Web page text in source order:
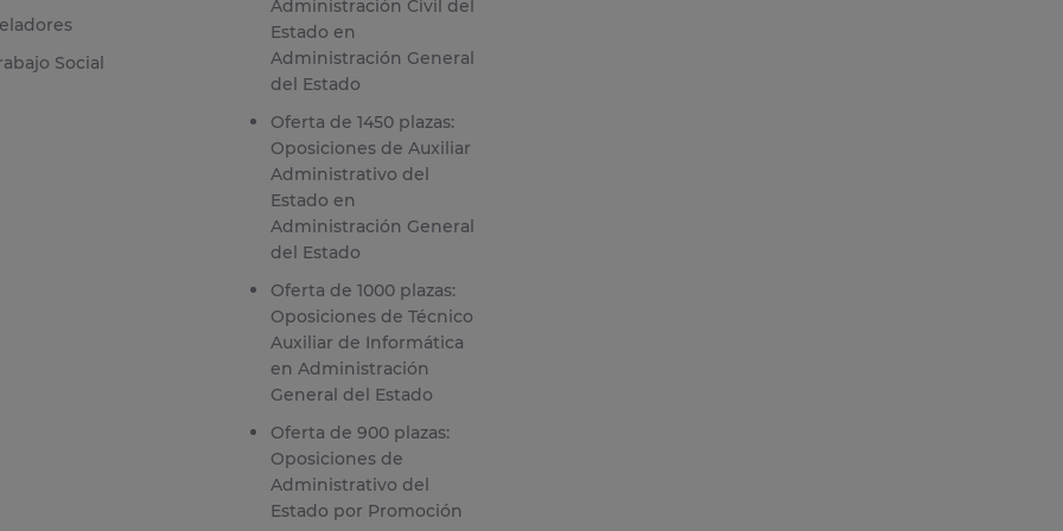
Social
Administración Civil del
Estado en
Administración General
del Estado
Oferta de 1450 plazas:
Oposiciones de Auxiliar
Administrativo del
Estado en
Administración General
del Estado
Oferta de 1000 plazas:
Oposiciones de Técnico
Auxiliar de Informática
en Administración
General del Estado
Oferta de 900 plazas:
Oposiciones de
Administrativo del
Estado por Promoción